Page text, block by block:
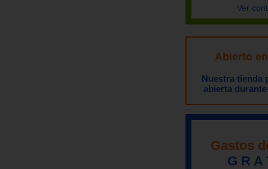
Ver
Abierto
Nuestra tienda
abierta
Gastos
G R A